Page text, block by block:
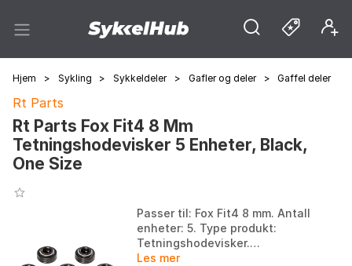
Hjem > Sykling > Sykkeldeler > Gafler og deler > Gaffel deler
Rt Parts
Rt Parts Fox Fit4 8 Mm
Tetningshodevisker 5 Enheter, Black,
One Size
Passer til: Fox Fit4 8 mm. Antall
enheter: 5. Type produkt:
Tetningshodevisker.
Bruksområde: Reservedeler
Les mer